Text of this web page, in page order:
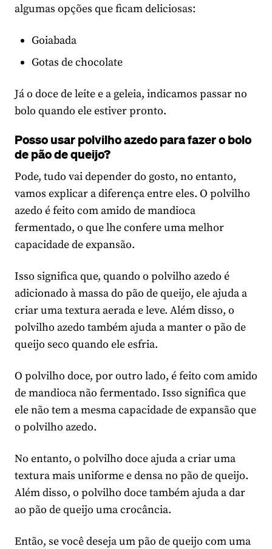
algumas opções que ficam deliciosas:
Goiabada
Gotas de chocolate
Já o doce de leite e a geleia, indicamos passar no
bolo quando ele estiver pronto.
Posso usar polvilho azedo para fazer o bolo
de pão de queijo?
Pode, tudo vai depender do gosto, no entanto,
vamos explicar a diferença entre eles. O polvilho
azedo é feito com amido de mandioca
fermentado, o que lhe confere uma melhor
capacidade de expansão.
Isso significa que, quando o polvilho azedo é
adicionado à massa do pão de queijo, ele ajuda a
criar uma textura aerada e leve. Além disso, o
polvilho azedo também ajuda a manter o pão de
queijo seco quando ele esfria.
O polvilho doce, por outro lado, é feito com amido
de mandioca não fermentado. Isso significa que
ele não tem a mesma capacidade de expansão que
o polvilho azedo.
No entanto, o polvilho doce ajuda a criar uma
textura mais uniforme e densa no pão de queijo.
Além disso, o polvilho doce também ajuda a dar
ao pão de queijo uma crocância.
Então, se você deseja um pão de queijo com uma